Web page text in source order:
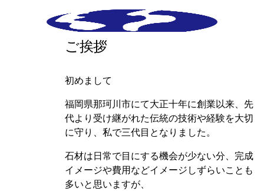
ご挨拶
初めまして
福岡県那珂川市にて大正十年に創業以来、先
代より受け継がれた伝統の技術や経験を大切
に守り、私で三代目となりました。
石材は日常で目にする機会が少ない分、完成
イメージや費用などイメージしずらいことも
多いと思いますが、